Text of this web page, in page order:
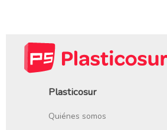
Plasticosur
Quiénes somos